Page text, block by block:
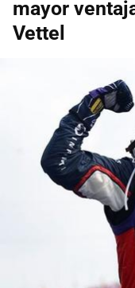
mayor
Vettel